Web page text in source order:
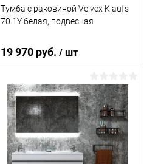
Тумба с раковиной Velvex Klaufs
70.1Y белая, подвесная
19 970 руб./ шт
В корзину
Купить в 1 клик Сравнение
В избранное Под заказ